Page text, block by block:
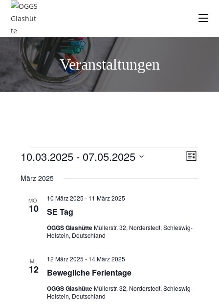
Veranstaltungen
A
h
N
V
r
t
n
L
s
10.03.2025 - 07.05.2025
a
März 2025
MO.
10 SE Tag
10 März 2025 - 11 März 2025
OGGS GlashütteMüllerstr. 32, Norderstedt, Schleswig-
Holstein, Deutschland
MI.
12 Bewegliche Ferientage
12 März 2025 - 14 März 2025
OGGS GlashütteMüllerstr. 32, Norderstedt, Schleswig-
Holstein, Deutschland